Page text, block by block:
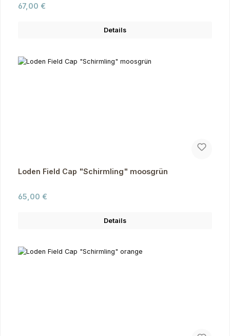
Regulärer Preis:
67,00 €
Details
Loden Field Cap "Schirmling" moosgrün
Regulärer Preis:
65,00 €
Details